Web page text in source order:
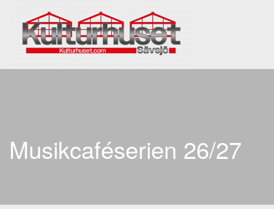
Skip to main content
Musikcaféserien 26/27